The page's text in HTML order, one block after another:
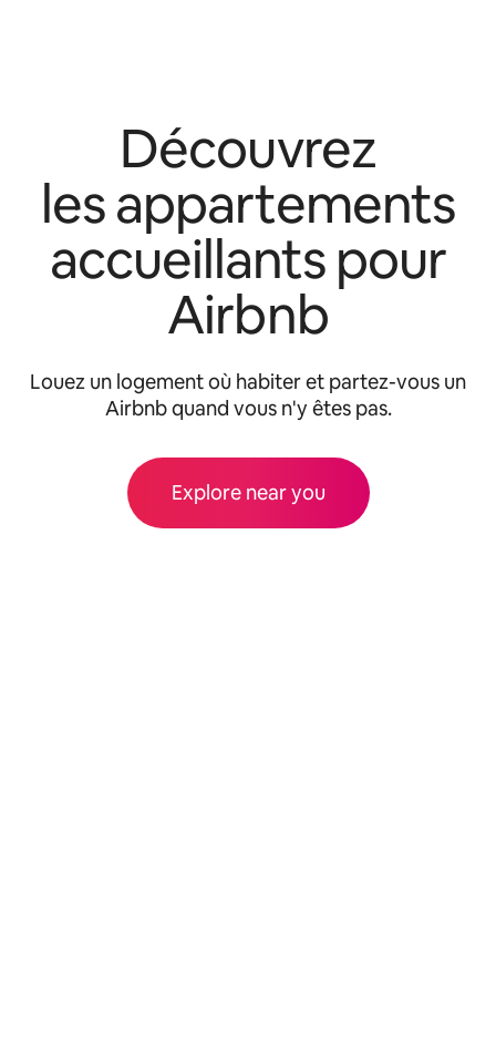
Découvrez
les appartements
accueillants pour
Airbnb
Louez un logement où habiter et partez-vous un
Airbnb quand vous n'y êtes pas.
Explore near you